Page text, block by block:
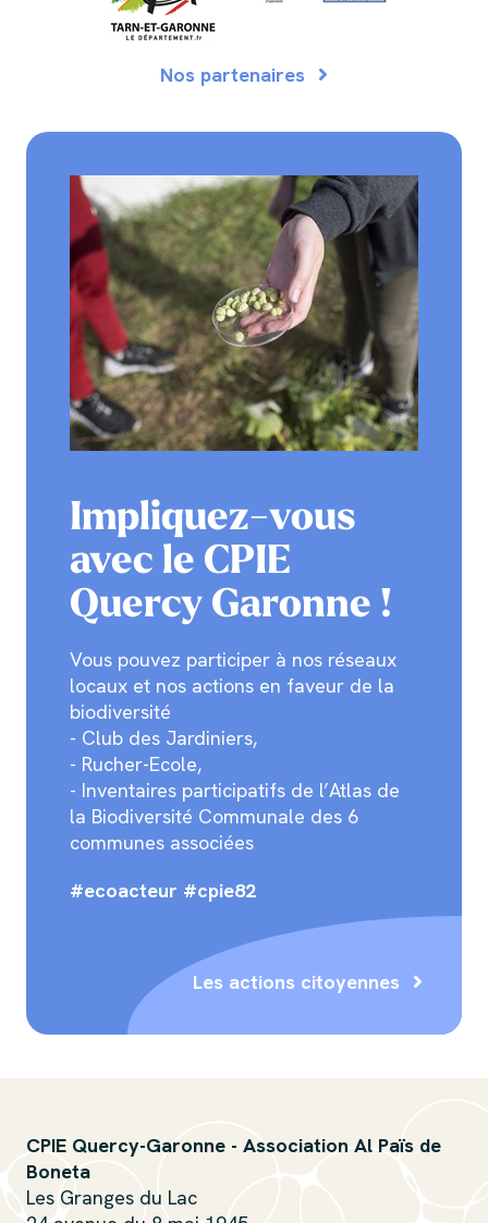
Nos partenaires
Impliquez-vous
avec le CPIE
Quercy Garonne !
Vous pouvez participer à nos réseaux
locaux et nos actions en faveur de la
biodiversité
- Club des Jardiniers,
- Rucher-Ecole,
- Inventaires participatifs de l’Atlas de
la Biodiversité Communale des 6
communes associées
#ecoacteur #cpie82
Les actions citoyennes
CPIE Quercy-Garonne - Association Al Païs de
Boneta
Les Granges du Lac